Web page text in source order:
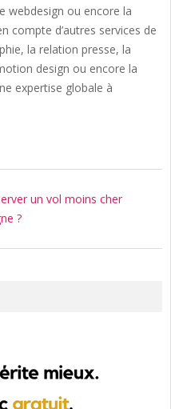
webdesign ou encore la
compte d’autres services de
la relation presse, la
design ou encore la
expertise globale à
un vol moins cher
?